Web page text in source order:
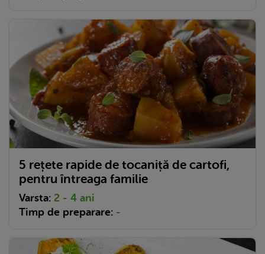
5 rețete rapide de tocaniță de cartofi,
pentru întreaga familie
Varsta: 2 - 4 ani
Timp de preparare: -